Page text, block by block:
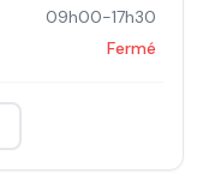
09h00-17h30
Fermé